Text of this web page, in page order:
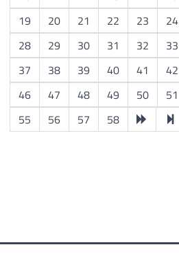
19
20 21 22 23 24
28
29 30 31 32 33
37
38 39 40 41 42
46
47 48 49 50 51
55
56 57 58